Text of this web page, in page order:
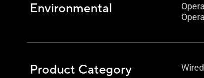
Environmental
Product Category